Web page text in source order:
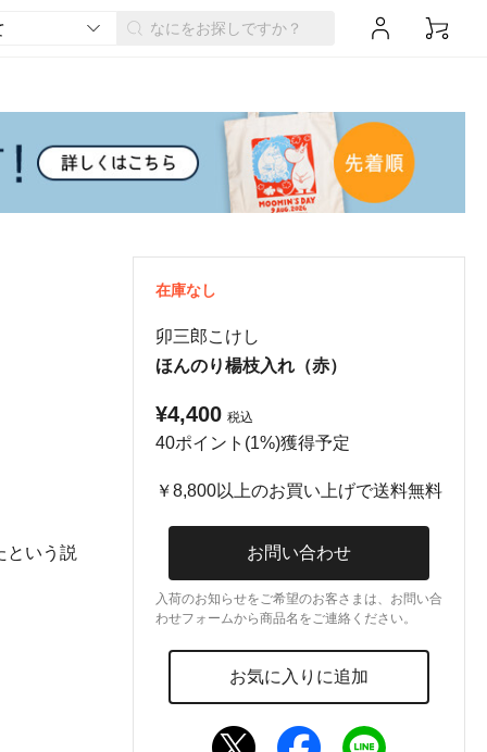
という説
在庫なし
卯三郎こけし
ほんのり楊枝入れ（赤）
¥4,400 税込
40ポイント(1%)獲得予定
￥8,800以上のお買い上げで送料無料
お問い合わせ
入荷のお知らせをご希望のお客さまは、お問い合
わせフォームから商品名をご連絡ください。
お気に入りに追加